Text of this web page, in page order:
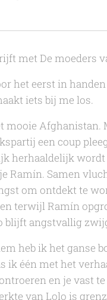
met De moeders
het eerst in
iets bij me los.
mooie Afghanistan.
een coup
herhaaldelijk
Ramín. Samen
om ontdekt te
terwijl Ramín
blijft angstvallig
heb ik het ganse
ik één met het
en je vast
van Lolo is